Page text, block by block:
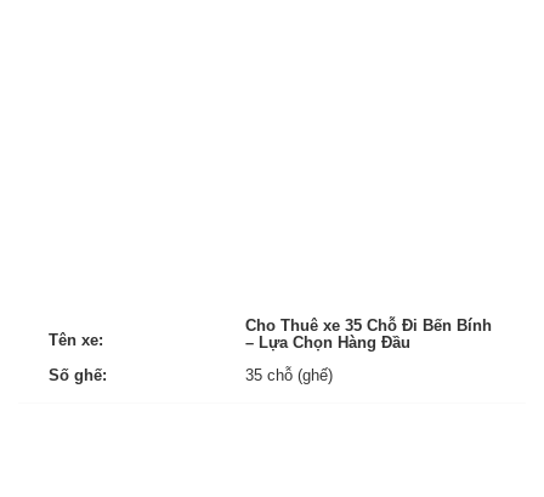
Tên xe:
Cho Thuê xe 35 Chỗ Đi Bến Bính
– Lựa Chọn Hàng Đầu
Số ghế:
35 chỗ (ghế)